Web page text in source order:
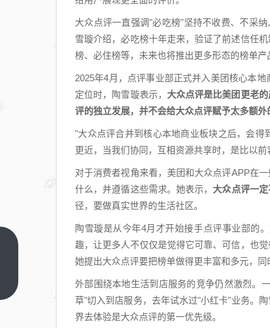
大众点评一直强调"必吃榜"坚持不收费、不采
雪璇介绍，必吃榜十年走来，验证了前述信任
榜、必住榜等，未来也将推出更多形态的榜单产
2025年4月，点评事业部正式并入美团核心本
定位时，陶雪璇表示， 大众点评是比美团更老
评的独立发展，并不会给大众点评赋予太多额外
"大众点评合并到核心本地商业板块之后，会
更近，当我们协同，互相资源共享时，是比以前
对于消费者视角来看，美团和大众点评APP在
什么，并遵循这些需求。她表示， 大众点评一
径，要做真实世界的生活社区。
陶雪璇是从今年4月才开始接手点评事业部的
趣，让更多人不仅仅是觉得它可靠、可信，也
她提出大众点评要把榜单做得更丰富和多元，
外部围绕本地生活到店服务的竞争仍然激烈。
草"切入到店服务，去年试水过"小红卡"业务。
界去体验是大众点评的第一优先级。